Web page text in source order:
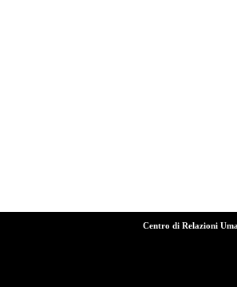
Centro di Relazioni